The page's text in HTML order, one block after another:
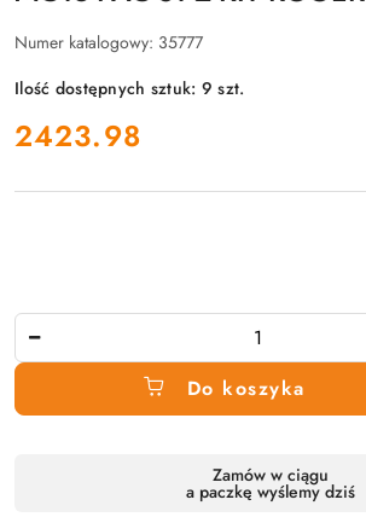
Numer katalogowy: 35777
Ilość dostępnych sztuk: 9szt.
cena:
2423.98
Do koszyka
Zamów w ciągu
a paczkę wyślemy dziś